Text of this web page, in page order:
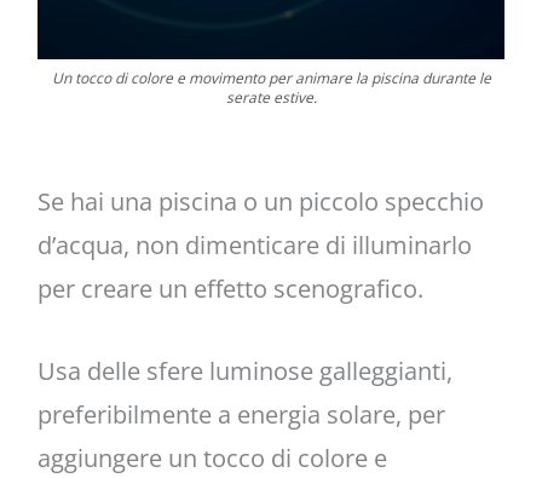
Un tocco di colore e movimento per animare la piscina durante le
serate estive.
Se hai una piscina o un piccolo specchio
d’acqua, non dimenticare di illuminarlo
per creare un effetto scenografico.
Usa delle sfere luminose galleggianti,
preferibilmente a energia solare, per
aggiungere un tocco di colore e